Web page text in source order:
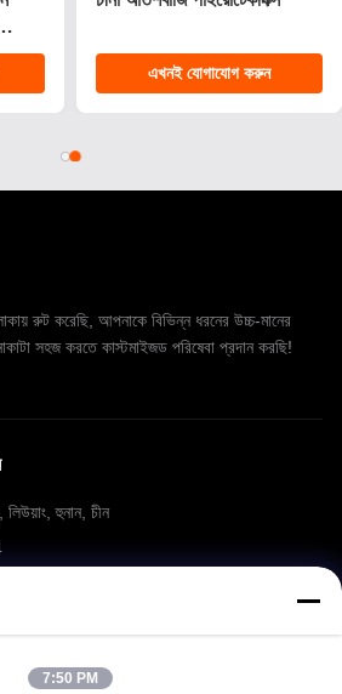
আতশবাজি উদযাপনের জন্য
পাইরোটেকনিকএখনই যোগাযোগ করুন
রুট করেছি, আপনাকে বিভিন্ন ধরনের উচ্চ-মানের
সহজ করতে কাস্টমাইজড পরিষেবা প্রদান করছি!
হুনান, চীন
7:50 PM